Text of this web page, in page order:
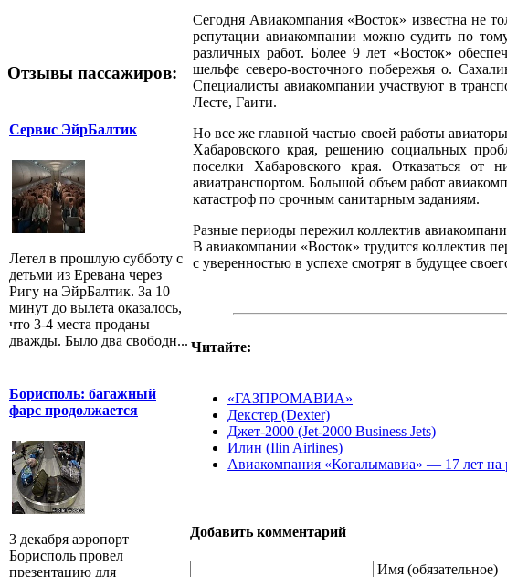
Отзывы пассажиров:
Сервис ЭйрБалтик
Летел в прошлую субботу с
детьми из Еревана через
Ригу на ЭйрБалтик. За 10
минут до вылета оказалось,
что 3-4 места проданы
дважды. Было два свободн...
Борисполь: багажный
фарс продолжается
3 декабря аэропорт
Борисполь провел
презентацию для
Сегодня Авиакомпания «Восток» известна не
репутации авиакомпании можно судить по
различных работ. Более 9 лет «Восток»
шельфе северо-восточного побережья о.
Специалисты авиакомпании участвуют в
Лесте, Гаити.
Но все же главной частью своей работы
Хабаровского края, решению социальных
поселки Хабаровского края. Отказаться от
авиатранспортом. Большой объем работ
катастроф по срочным санитарным заданиям.
Разные периоды пережил коллектив
В авиакомпании «Восток» трудится коллектив
с уверенностью в успехе смотрят в будущее
Читайте:
«ГАЗПРОМАВИА»
Декстер (Dexter)
Джет-2000 (Jet-2000 Business Jets)
Илин (Ilin Airlines)
Авиакомпания «Когалымавиа» — 17 лет на
Добавить комментарий
Имя (обязательное)